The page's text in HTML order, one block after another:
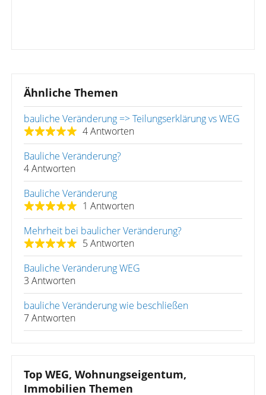
Ähnliche Themen
bauliche Veränderung => Teilungserklärung vs WEG
4 Antworten
Bauliche Veränderung?
4 Antworten
Bauliche Veränderung
1 Antworten
Mehrheit bei baulicher Veränderung?
5 Antworten
Bauliche Veränderung WEG
3 Antworten
bauliche Veränderung wie beschließen
7 Antworten
Top WEG, Wohnungseigentum,
Immobilien Themen